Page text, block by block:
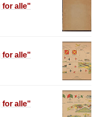
for alle"
for alle"
for alle"